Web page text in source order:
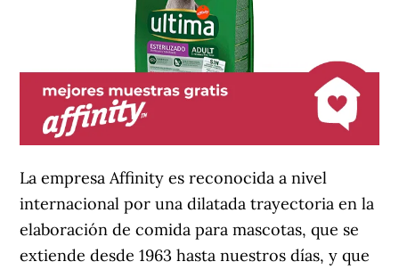
La empresa Affinity es reconocida a nivel
internacional por una dilatada trayectoria en la
elaboración de comida para mascotas, que se
extiende desde 1963 hasta nuestros días, y que